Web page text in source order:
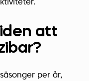
att
per år,